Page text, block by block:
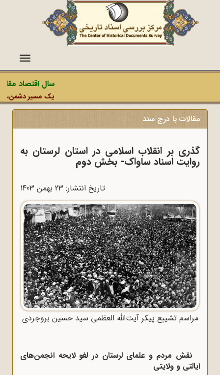
منو
سال اقتصاد
یک مسیر دشمن،
مقالات با درج سند
گذری بر انقلاب اسلامی در استان لرستان به
روایت اسناد ساواک- بخش دوم
تاریخ انتشار: 23 بهمن 1403
مراسم تشییع پیکر آیت‌الله العظمی سید حسین بروجردی
نقش مردم و علمای لرستان در لغو لایحه انجمن‌های
ایالتی و ولایتی